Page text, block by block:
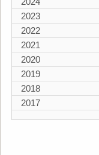
2023
2022
2021
2020
2019
2018
2017